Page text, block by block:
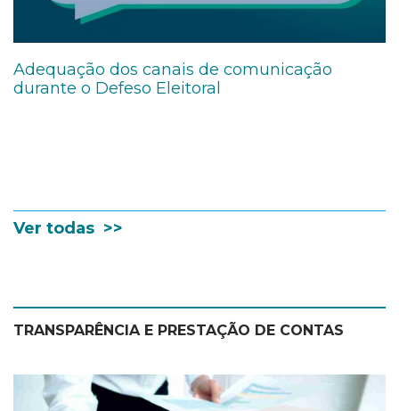
Adequação dos canais de comunicação
durante o Defeso Eleitoral
Ver todas >>
TRANSPARÊNCIA E PRESTAÇÃO DE CONTAS